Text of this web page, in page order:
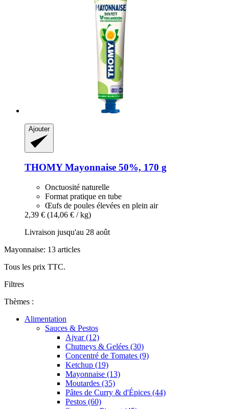
Ajouter
THOMYMayonnaise 50%, 170 g
Onctuosité naturelle
Format pratique en tube
Œufs de poules élevées en plein air
2,39 € (14,06 € / kg)
Livraison jusqu'au 28 août
Mayonnaise: 13 articles
Tous les prix TTC.
Filtres
Thèmes :
Alimentation
Sauces & Pestos
Ajvar (12)
Chutneys & Gelées (30)
Concentré de Tomates (9)
Ketchup (19)
Mayonnaise (13)
Moutardes (35)
Pâtes de Curry & d'Épices (44)
Pestos (60)